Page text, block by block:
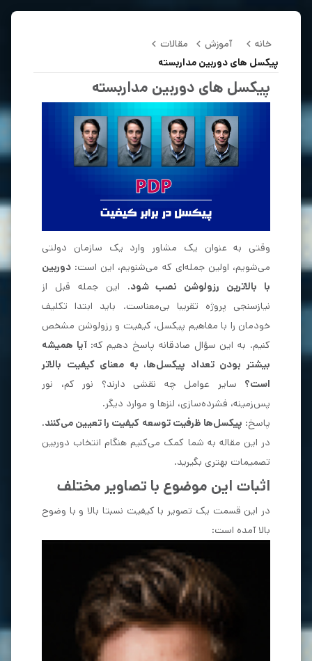
خانه آموزش
مقالات
پیکسل های دوربین مداربسته
پیکسل های دوربین مداربسته
وقتی به عنوان یک مشاور وارد یک سازمان دولتی
می‌شویم، اولین جمله‌ای که می‌شنویم، این است: دوربین
با بالاترین رزولوشن نصب شود. این جمله قبل از
نیازسنجی پروژه تقریبا بی‌معناست. باید ابتدا تکلیف
خودمان را با مفاهیم پیکسل، کیفیت و رزولوشن مشخص
کنیم. به این سؤال صادقانه پاسخ دهیم که: آیا همیشه
بیشتر بودن تعداد پیکسل‌ها، به معنای کیفیت بالاتر
است؟ سایر عوامل چه نقشی دارند؟ نور کم، نور
پس‌زمینه، فشرده‌سازی، لنزها و موارد دیگر.
پاسخ: پیکسل‌ها ظرفیت توسعه کیفیت را تعیین می‌کنند.
در این مقاله به شما کمک می‌کنیم هنگام انتخاب دوربین
تصمیمات بهتری بگیرید.
اثبات این موضوع با تصاویر مختلف
در این قسمت یک تصویر با کیفیت نسبتا بالا و با وضوح
بالا آمده است: